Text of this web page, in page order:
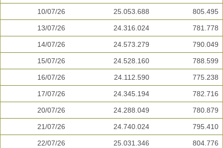
10/07/26 25.053.688 805.495
13/07/26 24.316.024 781.778
14/07/26 24.573.279 790.049
15/07/26 24.528.160 788.599
16/07/26 24.112.590 775.238
17/07/26 24.345.194 782.716
20/07/26 24.288.049 780.879
21/07/26 24.740.024 795.410
22/07/26 25.031.346 804.776